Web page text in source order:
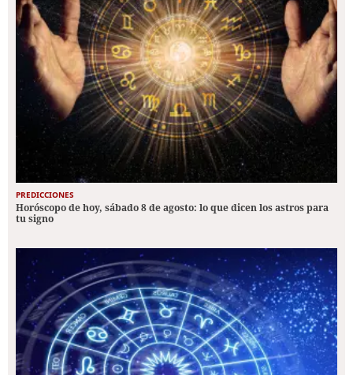
PREDICCIONES
Horóscopo de hoy, sábado 8 de agosto: lo que dicen los astros para
tu signo